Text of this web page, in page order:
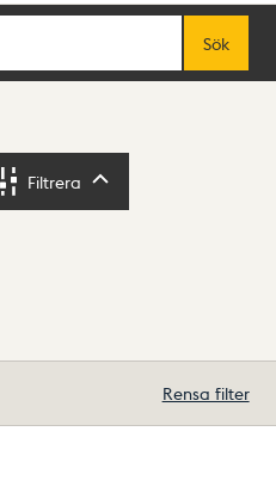
Sök
Filtrera
Rensa filter